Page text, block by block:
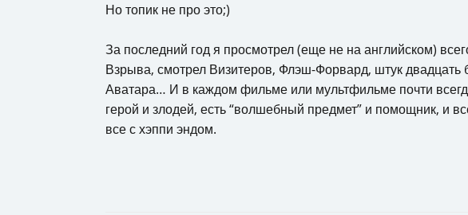
Но топик не про это;)
За последний год я просмотрел (еще не на английском)
Взрыва, смотрел Визитеров, Флэш-Форвард, штук двадцать
Аватара… И в каждом фильме или мультфильме почти
герой и злодей, есть “волшебный предмет” и помощник, и
все с хэппи эндом.